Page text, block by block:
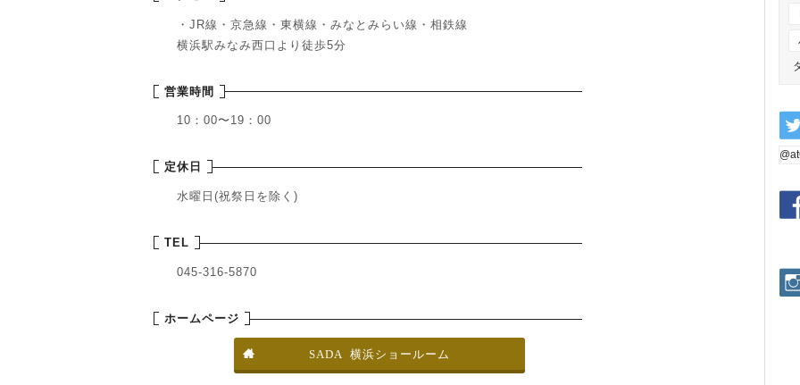
・JR線・京急線・東横線・みなとみらい線・相鉄線
横浜駅みなみ西口より徒歩5分
営業時間
10：00〜19：00
定休日
水曜日(祝祭日を除く)
TEL
045-316-5870
ホームページ
 SADA 横浜ショールーム